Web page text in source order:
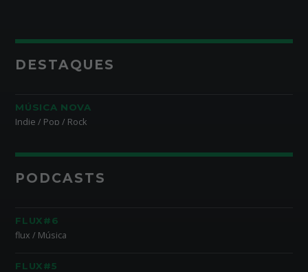
DESTAQUES
MÚSICA NOVA
Indie / Pop / Rock
PODCASTS
FLUX#6
flux / Música
FLUX#5